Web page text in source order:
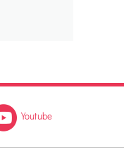
Youtube